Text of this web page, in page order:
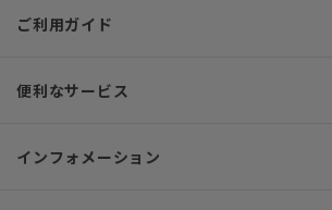
ご利用ガイド
便利なサービス
インフォメーション